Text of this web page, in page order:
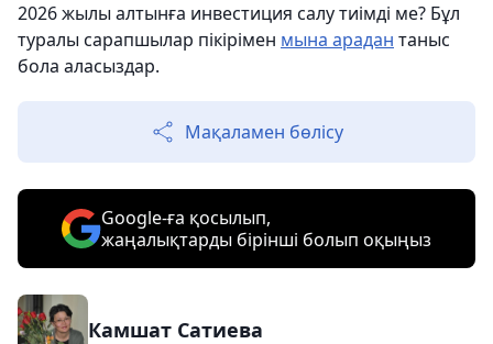
2026 жылы алтынға инвестиция салу тиімді ме? Бұл
туралы сарапшылар пікірімен мына арадан таныс
бола аласыздар.
Мақаламен бөлісу
Google-ға қосылып,
жаңалықтарды бірінші болып оқыңыз
Камшат Сатиева